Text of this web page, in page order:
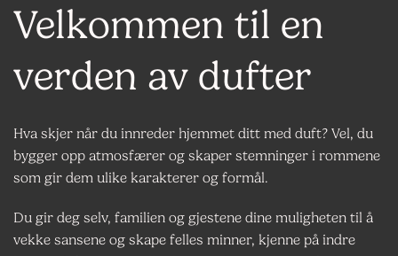
Velkommen til en
verden av dufter
Hva skjer når du innreder hjemmet ditt med duft? Vel, du
bygger opp atmosfærer og skaper stemninger i rommene
som gir dem ulike karakterer og formål.
Du gir deg selv, familien og gjestene dine muligheten til å
vekke sansene og skape felles minner, kjenne på indre